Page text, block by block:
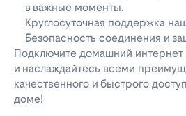
в важные моменты.
Круглосуточная поддержка
Безопасность соединения и
Подключите домашний интернет
и наслаждайтесь всеми
качественного и быстрого
доме!